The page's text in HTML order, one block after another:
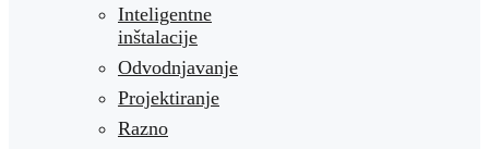
Inteligentne
inštalacije
Odvodnjavanje
Projektiranje
Razno